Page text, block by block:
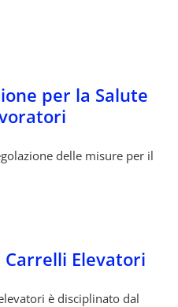
per la Salute
delle misure per il
Carrelli Elevatori
è disciplinato dal